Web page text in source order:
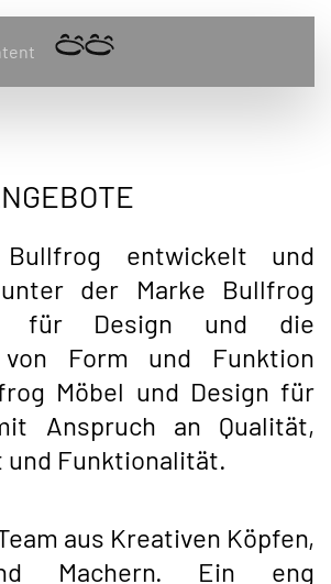
entwickelt und
der Marke Bullfrog
für Design und die
von Form und Funktion
Möbel und Design für
Anspruch an Qualität,
und Funktionalität.
aus Kreativen Köpfen,
Machern. Ein eng